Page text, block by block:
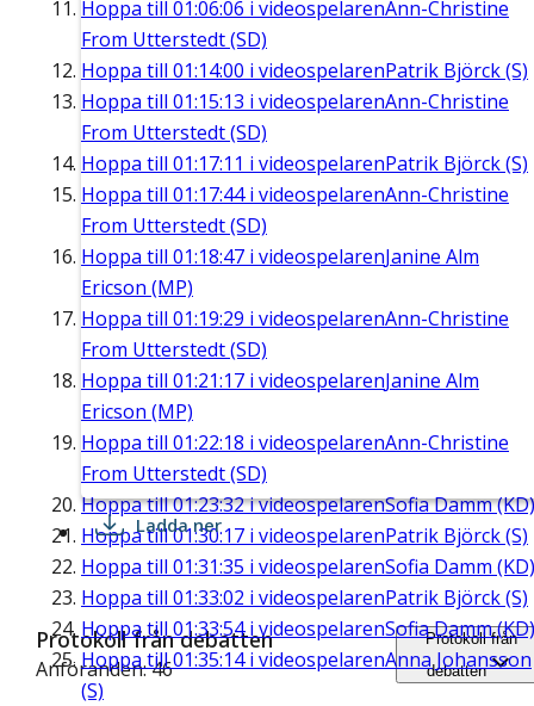
Hoppa till 01:06:06 i videospelarenAnn-Christine
From Utterstedt (SD)
Hoppa till 01:14:00 i videospelarenPatrik Björck (S)
Hoppa till 01:15:13 i videospelarenAnn-Christine
From Utterstedt (SD)
Hoppa till 01:17:11 i videospelarenPatrik Björck (S)
Hoppa till 01:17:44i videospelarenAnn-Christine
From Utterstedt (SD)
Hoppa till 01:18:47 i videospelarenJanine Alm
Ericson (MP)
Hoppa till 01:19:29 i videospelarenAnn-Christine
From Utterstedt (SD)
Hoppa till 01:21:17 i videospelarenJanine Alm
Ericson (MP)
Hoppa till 01:22:18 i videospelarenAnn-Christine
From Utterstedt (SD)
Hoppa till01:23:32i videospelarenSofia Damm (KD)
Hoppa till01:30:17 i videospelarenPatrik Björck (S)
Hoppa till 01:31:35 i videospelarenSofia Damm (KD)
Hoppa till 01:33:02 i videospelarenPatrik Björck (S)
Hoppa till 01:33:54i videospelarenSofia Damm (KD)
Hoppa till01:35:14i videospelarenAnna Johansson
(S)
Ladda ner
Protokoll från debatten
Anföranden: 46
Protokoll från
debatten